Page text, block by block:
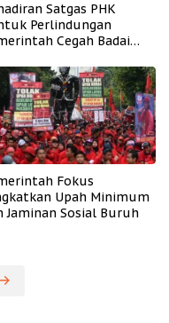
Satgas PHK
Perlindungan
Cegah Badai
Fokus
Upah Minimum
Jaminan Sosial Buruh